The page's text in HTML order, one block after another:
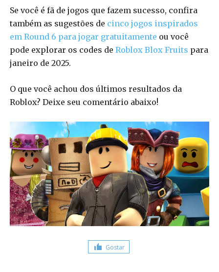
Se você é fã de jogos que fazem sucesso, confira
também as sugestões de cinco jogos inspirados
em Round 6 para jogar gratuitamente ou você
pode explorar os codes de Roblox Blox Fruits para
janeiro de 2025.
O que você achou dos últimos resultados da
Roblox? Deixe seu comentário abaixo!
Gostar